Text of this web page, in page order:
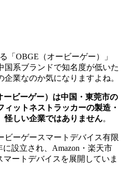
「OBGE（オービーゲー）」
国系ブランドで知名度が低いた
業なのか気になりますよね。
ービーゲー）は中国・東莞市の
ットネストラッカーの製造・
怪しい企業ではありません。
ビーゲースマートデバイス有限
設立され、Amazon・楽天市
ートデバイスを展開していま